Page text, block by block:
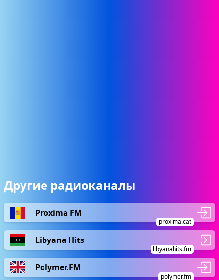
Другие радиоканалы
Proxima FM
proxima.cat
Libyana Hits
libyanahits.fm
Polymer.FM
polymer.fm